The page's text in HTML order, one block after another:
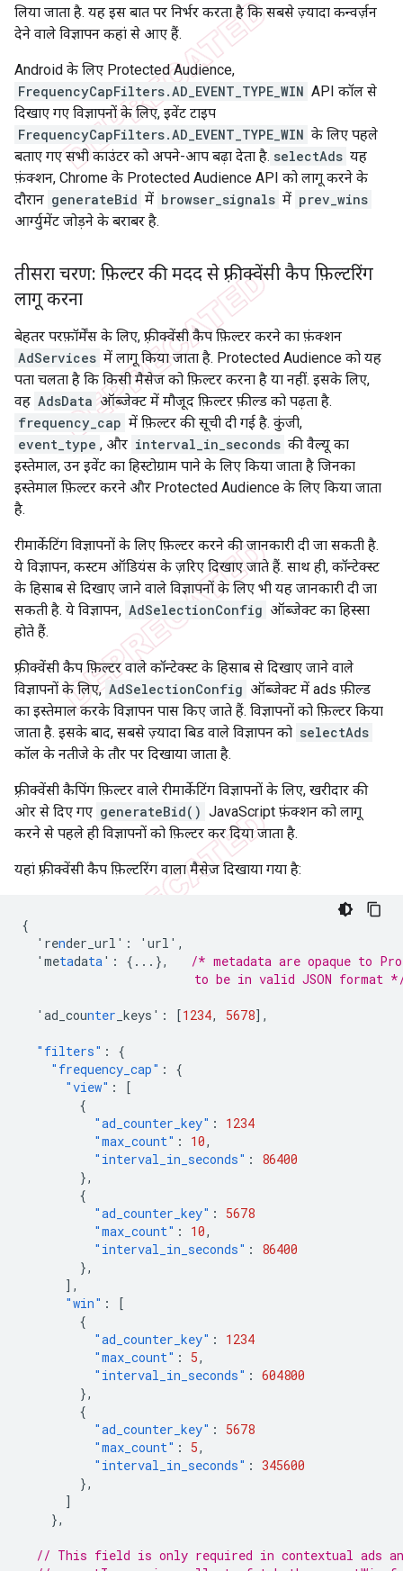
लिया जाता है. यह इस बात पर निर्भर करता है कि सबसे ज़्यादा कन्वर्ज़न
देने वाले विज्ञापन कहां से आए हैं.
Android के लिए Protected Audience,
FrequencyCapFilters.AD_EVENT_TYPE_WIN API कॉल से
दिखाए गए विज्ञापनों के लिए, इवेंट टाइप
FrequencyCapFilters.AD_EVENT_TYPE_WIN के लिए पहले
बताए गए सभी काउंटर को अपने-आप बढ़ा देता है. selectAds यह
फ़ंक्शन, Chrome के Protected Audience API को लागू करने के
दौरान generateBid में browser_signals में prev_wins
आर्ग्युमेंट जोड़ने के बराबर है.
तीसरा चरण: फ़िल्टर की मदद से फ़्रीक्वेंसी कैप फ़िल्टरिंग
लागू करना
बेहतर परफ़ॉर्मेंस के लिए, फ़्रीक्वेंसी कैप फ़िल्टर करने का फ़ंक्शन
AdServices में लागू किया जाता है. Protected Audience को यह
पता चलता है कि किसी मैसेज को फ़िल्टर करना है या नहीं. इसके लिए,
वह AdsData ऑब्जेक्ट में मौजूद फ़िल्टर फ़ील्ड को पढ़ता है.
frequency_cap में फ़िल्टर की सूची दी गई है. कुंजी,
event_type , और interval_in_seconds की वैल्यू का
इस्तेमाल, उन इवेंट का हिस्टोग्राम पाने के लिए किया जाता है जिनका
इस्तेमाल फ़िल्टर करने और Protected Audience के लिए किया जाता
है.
रीमार्केटिंग विज्ञापनों के लिए फ़िल्टर करने की जानकारी दी जा सकती है.
ये विज्ञापन, कस्टम ऑडियंस के ज़रिए दिखाए जाते हैं. साथ ही, कॉन्टेक्स्ट
के हिसाब से दिखाए जाने वाले विज्ञापनों के लिए भी यह जानकारी दी जा
सकती है. ये विज्ञापन, AdSelectionConfig ऑब्जेक्ट का हिस्सा
होते हैं.
फ़्रीक्वेंसी कैप फ़िल्टर वाले कॉन्टेक्स्ट के हिसाब से दिखाए जाने वाले
विज्ञापनों के लिए, AdSelectionConfig ऑब्जेक्ट में ads फ़ील्ड
का इस्तेमाल करके विज्ञापन पास किए जाते हैं. विज्ञापनों को फ़िल्टर किया
जाता है. इसके बाद, सबसे ज़्यादा बिड वाले विज्ञापन को selectAds
कॉल के नतीजे के तौर पर दिखाया जाता है.
फ़्रीक्वेंसी कैपिंग फ़िल्टर वाले रीमार्केटिंग विज्ञापनों के लिए, खरीदार की
ओर से दिए गए generateBid() JavaScript फ़ंक्शन को लागू
करने से पहले ही विज्ञापनों को फ़िल्टर कर दिया जाता है.
यहां फ़्रीक्वेंसी कैप फ़िल्टरिंग वाला मैसेज दिखाया गया है:
{
'render_url' : 'url' ,
'metadata ' : { ... },
/* metadata are opaque to
to be in valid JSON format
'ad_counter _keys' : [1234, 5678],
"filters" :
{
"frequency_cap" :
{
"view" :
[
{
"ad_counter_key" :
1234
"max_count" : 10,
"interval_in_seconds" :
86400
},
{
"ad_counter_key" :
5678
"max_count" : 10,
"interval_in_seconds" :
86400
},
],
"win" :
[
{
"ad_counter_key" :
1234
"max_count" : 5,
"interval_in_seconds" : 604800
},
{
"ad_counter_key" :
5678
"max_count" : 5,
"interval_in_seconds" : 345600
},
]
},
// This field is only required in contextual ads